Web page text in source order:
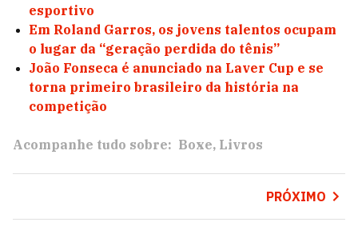
esportivo
Em Roland Garros, os jovens talentos ocupam
o lugar da “geração perdida do tênis”
João Fonseca é anunciado na Laver Cup e se
torna primeiro brasileiro da história na
competição
Acompanhe tudo sobre: Boxe Livros
PRÓXIMO